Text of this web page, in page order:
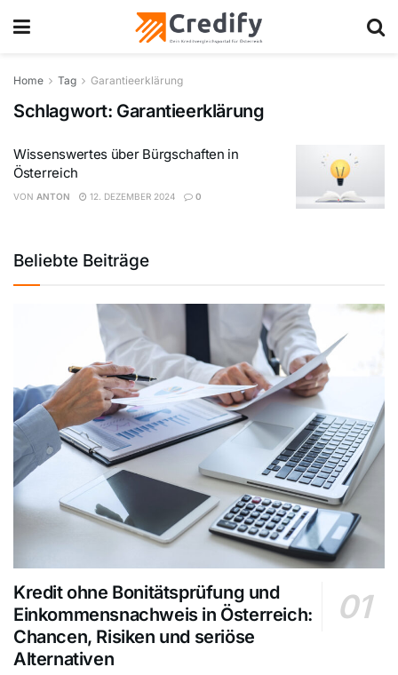
Home Tag Garantieerklärung
Schlagwort: Garantieerklärung
Wissenswertes über Bürgschaften in
Österreich
VON ANTON 12. DEZEMBER 2024 0
Beliebte Beiträge
Kredit ohne Bonitätsprüfung und
Einkommensnachweis in Österreich:
Chancen, Risiken und seriöse
Alternativen